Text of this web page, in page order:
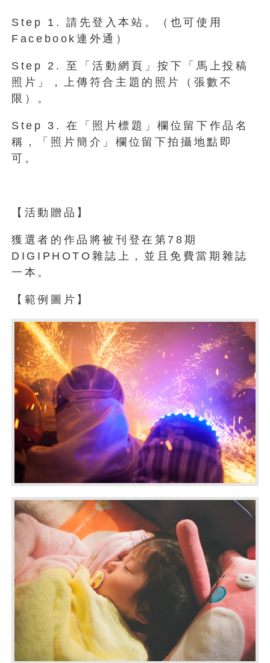
Step 1. 請先登入本站。（也可使用
Facebook連外通）
Step 2. 至「活動網頁」按下「馬上投稿
照片」，上傳符合主題的照片（張數不
限）。
Step 3. 在「照片標題」欄位留下作品名
稱，「照片簡介」欄位留下拍攝地點即
可。
【活動贈品】
獲選者的作品將被刊登在第78期
DIGIPHOTO雜誌上，並且免費當期雜誌
一本。
【範例圖片】